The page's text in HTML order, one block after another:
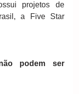
projetos de
a Five Star
podem ser